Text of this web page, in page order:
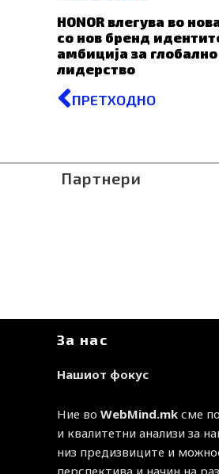
HONOR влегува во
со нов бренд
амбиција за глобално
лидерство
Prev
ПРЕТХОДНО
Партнери
За нас
Нашиот фокус
Ние во WebMind.mk сме
и квалитетни анализи за
низ предизвиците и
перспектива и начин на